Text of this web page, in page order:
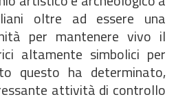
oltre ad essere una
per mantenere vivo il
altamente simbolici per
questo ha determinato,
attività di controllo